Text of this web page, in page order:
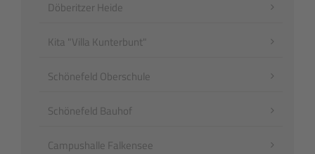
Döberitzer Heide
Kita "Villa Kunterbunt"
Schönefeld Oberschule
Schönefeld Bauhof
Campushalle Falkensee